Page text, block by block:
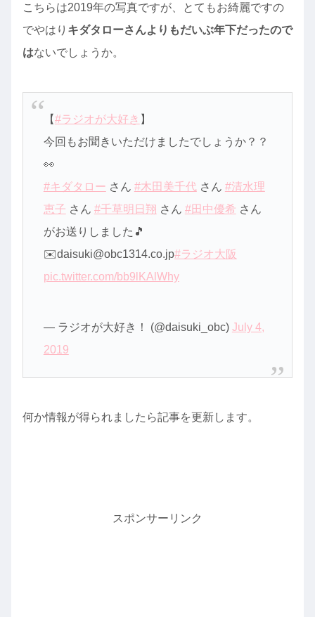
こちらは2019年の写真ですが、とてもお綺麗ですの
でやはり キダタローさんよりもだいぶ年下だったので
はないでしょうか。
【#ラジオが大好き 】
今回もお聞きいただけましたでしょうか？？
👀
#キダタロー さん #木田美千代 さん #清水理
恵子 さん #千草明日翔 さん #田中優希 さん
がお送りしました🎵
✉️daisuki@obc1314.co.jp#ラジオ大阪
pic.twitter.com/bb9lKAlWhy
— ラジオが大好き！ (@daisuki_obc) July 4,
2019
何か情報が得られましたら記事を更新します。
スポンサーリンク